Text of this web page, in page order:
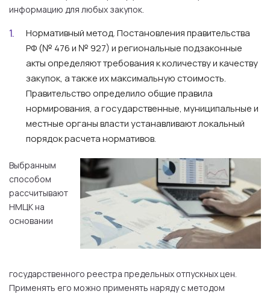
информацию для любых закупок.
Нормативный метод.Постановления правительства
РФ (№ 476 и № 927) и региональные подзаконные
акты определяют требования к количеству и качеству
закупок, а также их максимальную стоимость.
Правительство определило общие правила
нормирования, а государственные, муниципальные и
местные органы власти устанавливают локальный
порядок расчета нормативов.
Выбранным
способом
рассчитывают
НМЦК на
основании
государственного реестра предельных отпускных цен.
Применять его можно применять наряду с методом